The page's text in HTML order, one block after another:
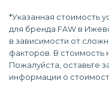
*Указанная стоимость
для бренда FAW в
в зависимости от
факторов. В стоимость
Пожалуйста, оставьте
информации о